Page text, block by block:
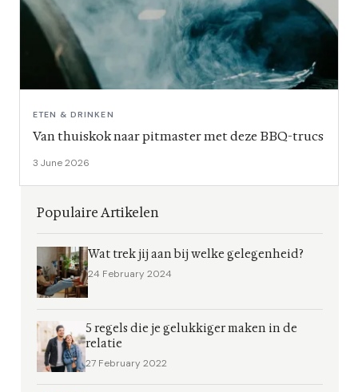
ETEN & DRINKEN
Van thuiskok naar pitmaster met deze BBQ-trucs
3 June 2026
Populaire Artikelen
Wat trek jij aan bij welke gelegenheid?
24 February 2024
5 regels die je gelukkiger maken in de
relatie
27 February 2022